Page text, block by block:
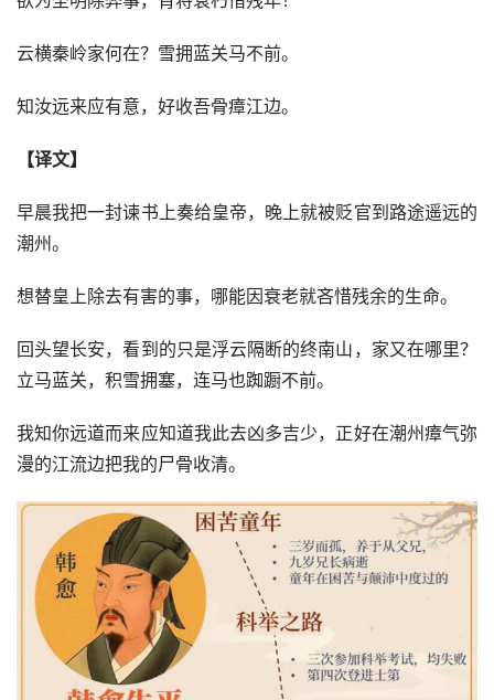
云横秦岭家何在？雪拥蓝关马不前。
知汝远来应有意，好收吾骨瘴江边。
【译文】
早晨我把一封谏书上奏给皇帝，晚上就被贬官到路途遥远的
潮州。
想替皇上除去有害的事，哪能因衰老就吝惜残余的生命。
回头望长安，看到的只是浮云隔断的终南山，家又在哪里？
立马蓝关，积雪拥塞，连马也踟蹰不前。
我知你远道而来应知道我此去凶多吉少，正好在潮州瘴气弥
漫的江流边把我的尸骨收清。